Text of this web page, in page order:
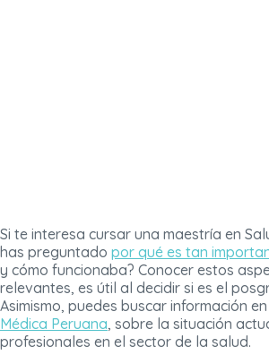
Si te interesa cursar una maestría en
has preguntado por qué es tan
y cómo funcionaba? Conocer estos
relevantes, es útil al decidir si es el
Asimismo, puedes buscar información
Médica Peruana, sobre la situación
profesionales en el sector de la salud.